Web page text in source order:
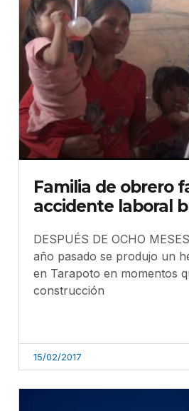
Familia de obrero
accidente laboral
DESPUÉS DE OCHO
año pasado se produjo un
en Tarapoto en momentos
construcción
15/02/2017